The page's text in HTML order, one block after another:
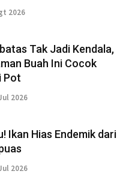
2026
Tak Jadi Kendala,
Buah Ini Cocok
Pot
2026
Ikan Hias Endemik dari
2026